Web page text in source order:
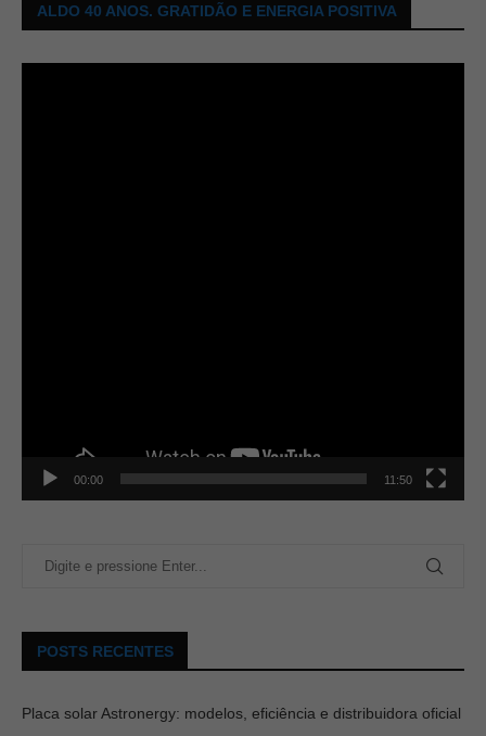
ALDO 40 ANOS. GRATIDÃO E ENERGIA POSITIVA
00:00 11:50
POSTS RECENTES
Placa solar Astronergy: modelos, eficiência e distribuidora oficial